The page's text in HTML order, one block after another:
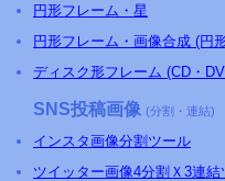
円形フレーム・星
円形フレーム・画像合成 (円
ディスク形フレーム (CD・
SNS投稿画像 (分割・連結)
インスタ画像分割ツール
ツイッター画像4分割Ｘ3連結